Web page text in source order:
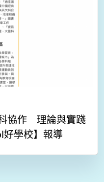
協作 理論與實踐
學校】報導